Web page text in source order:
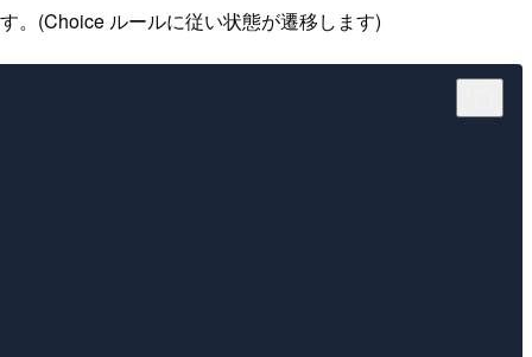
。(Choice ルールに従い状態が遷移します)